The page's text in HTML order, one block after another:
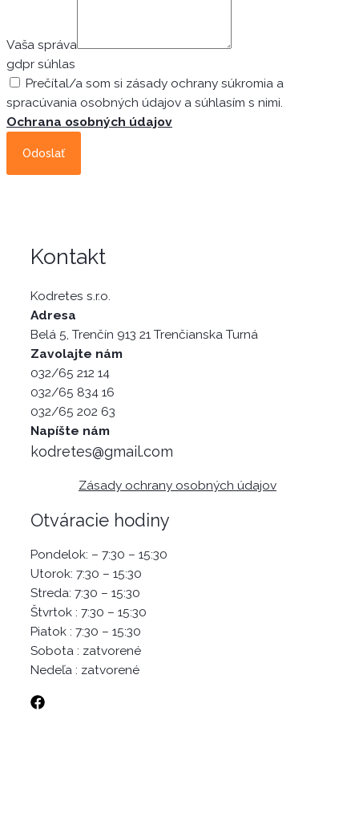
Vaša správa
gdpr súhlas
Prečítal/a som si zásady ochrany súkromia a
spracúvania osobných údajov a súhlasím s nimi.
Ochrana osobných údajov
Odoslať
Kontakt
Kodretes s.r.o.
Adresa
Belá 5, Trenčín 913 21 Trenčianska Turná
Zavolajte nám
032/65 212 14
032/65 834 16
032/65 202 63
Napíšte nám
kodretes@gmail.com
Zásady ochrany osobných údajov
Otváracie hodiny
Pondelok: – 7:30 – 15:30
Utorok: 7:30 – 15:30
Streda: 7:30 – 15:30
Štvrtok : 7:30 – 15:30
Piatok : 7:30 – 15:30
Sobota : zatvorené
Nedeľa : zatvorené